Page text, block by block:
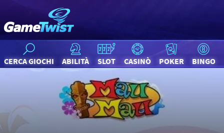
CERCA GIOCHI ABILITÀ SLOT CASINÒ POKER BINGO